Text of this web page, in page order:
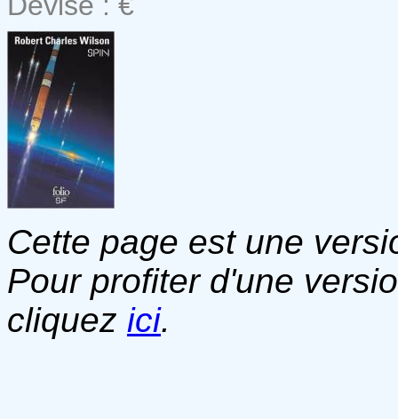
Cette page est une
Pour profiter d'une
cliquez ici.